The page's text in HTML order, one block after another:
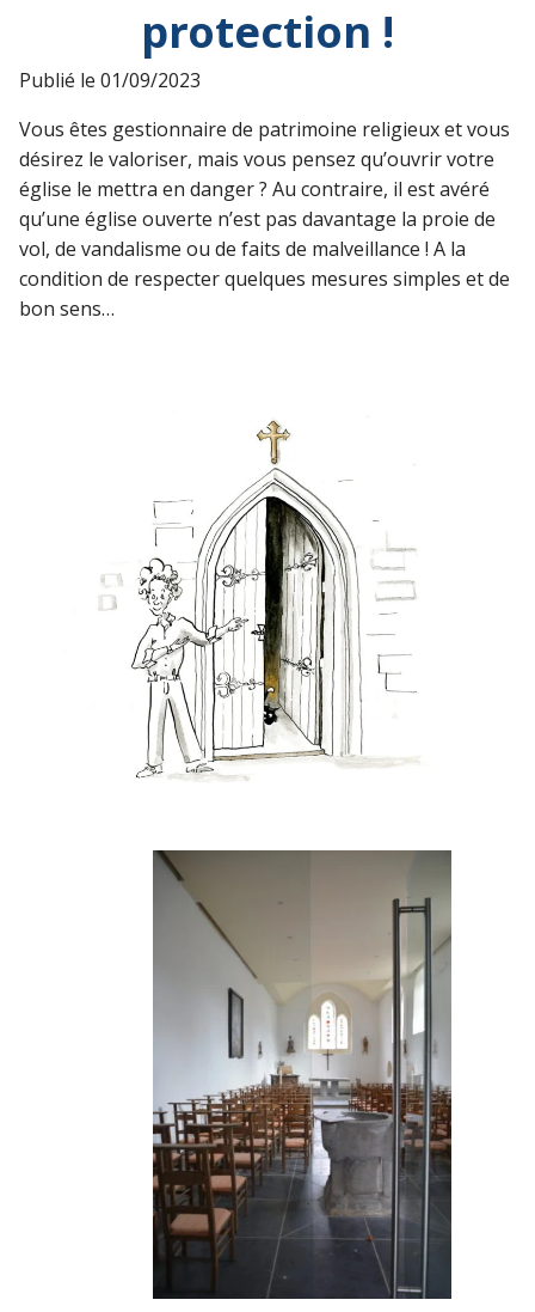
protection !
Publié le 01/09/2023
Vous êtes gestionnaire de patrimoine religieux et vous
désirez le valoriser, mais vous pensez qu’ouvrir votre
église le mettra en danger ? Au contraire, il est avéré
qu’une église ouverte n’est pas davantage la proie de
vol, de vandalisme ou de faits de malveillance ! A la
condition de respecter quelques mesures simples et de
bon sens…